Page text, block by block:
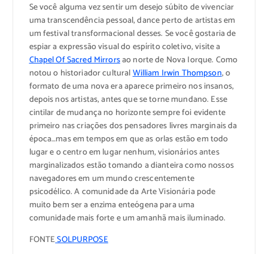
Se você alguma vez sentir um desejo súbito de vivenciar
uma transcendência pessoal, dance perto de artistas em
um festival transformacional desses. Se você gostaria de
espiar a expressão visual do espírito coletivo, visite a
Chapel Of Sacred Mirrorsao norte de Nova Iorque. Como
notou o historiador culturalWilliam Irwin Thompson, o
formato de uma nova era aparece primeiro nos insanos,
depois nos artistas, antes que se torne mundano. Esse
cintilar de mudança no horizonte sempre foi evidente
primeiro nas criações dos pensadores livres marginais da
época…mas em tempos em que as orlas estão em todo
lugar e o centro em lugar nenhum, visionários antes
marginalizados estão tomando a dianteira como nossos
navegadores em um mundo crescentemente
psicodélico. A comunidade da Arte Visionária pode
muito bem ser a enzima enteógena para uma
comunidade mais forte e um amanhã mais iluminado.
FONTESOLPURPOSE